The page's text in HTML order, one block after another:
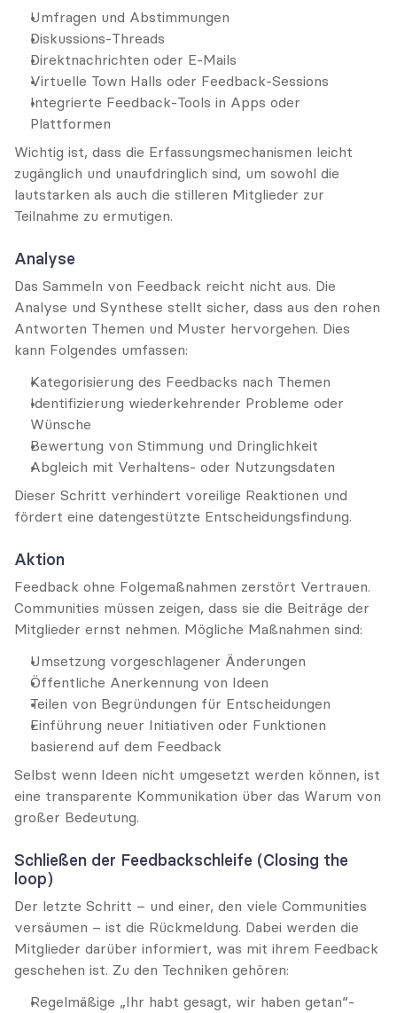
Umfragen und Abstimmungen
Diskussions-Threads
Direktnachrichten oder E-Mails
Virtuelle Town Halls oder Feedback-Sessions
Integrierte Feedback-Tools in Apps oder
Plattformen
Wichtig ist, dass die Erfassungsmechanismen leicht
zugänglich und unaufdringlich sind, um sowohl die
lautstarken als auch die stilleren Mitglieder zur
Teilnahme zu ermutigen.
Analyse
Das Sammeln von Feedback reicht nicht aus. Die
Analyse und Synthese stellt sicher, dass aus den rohen
Antworten Themen und Muster hervorgehen. Dies
kann Folgendes umfassen:
Kategorisierung des Feedbacks nach Themen
Identifizierung wiederkehrender Probleme oder
Wünsche
Bewertung von Stimmung und Dringlichkeit
Abgleich mit Verhaltens- oder Nutzungsdaten
Dieser Schritt verhindert voreilige Reaktionen und
fördert eine datengestützte Entscheidungsfindung.
Aktion
Feedback ohne Folgemaßnahmen zerstört Vertrauen.
Communities müssen zeigen, dass sie die Beiträge der
Mitglieder ernst nehmen. Mögliche Maßnahmen sind:
Umsetzung vorgeschlagener Änderungen
Öffentliche Anerkennung von Ideen
Teilen von Begründungen für Entscheidungen
Einführung neuer Initiativen oder Funktionen
basierend auf dem Feedback
Selbst wenn Ideen nicht umgesetzt werden können, ist
eine transparente Kommunikation über das Warum von
großer Bedeutung.
Schließen der Feedbackschleife (Closing the
loop)
Der letzte Schritt – und einer, den viele Communities
versäumen – ist die Rückmeldung. Dabei werden die
Mitglieder darüber informiert, was mit ihrem Feedback
geschehen ist. Zu den Techniken gehören:
Regelmäßige „Ihr habt gesagt, wir haben getan“-